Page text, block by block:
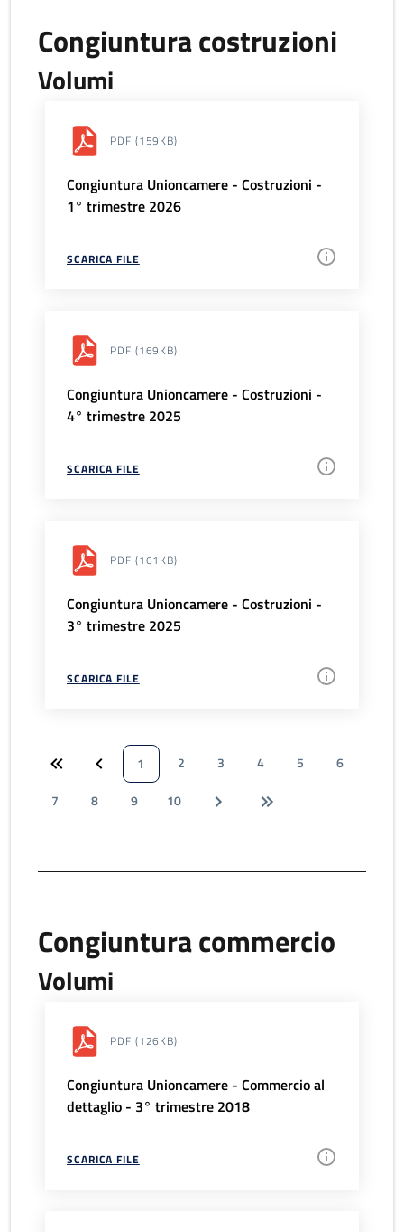
Congiuntura costruzioni
Volumi
PDF (159KB)
Congiuntura Unioncamere - Costruzioni -
1° trimestre 2026
SCARICA FILE
PDF (169KB)
Congiuntura Unioncamere - Costruzioni -
4° trimestre 2025
SCARICA FILE
PDF (161KB)
Congiuntura Unioncamere - Costruzioni -
3° trimestre 2025
SCARICA FILE
1 2 3 4 5
6
7
8 9 10
Congiuntura commercio
Volumi
PDF (126KB)
Congiuntura Unioncamere - Commercio al
dettaglio - 3° trimestre 2018
SCARICA FILE